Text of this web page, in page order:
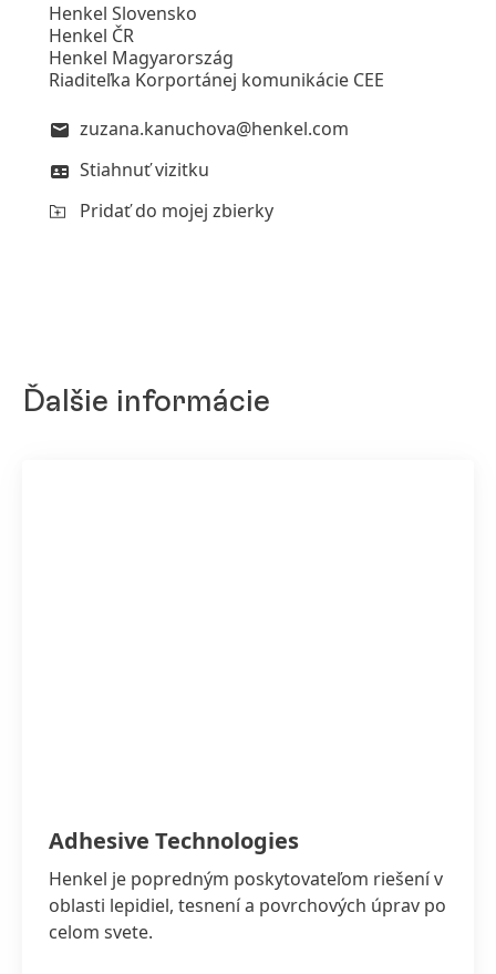
Henkel Slovensko
Henkel ČR
Henkel Magyarország
Riaditeľka Korportánej komunikácie CEE
zuzana.kanuchova@henkel.com
Stiahnuť vizitku
Pridať do mojej zbierky
Ďalšie informácie
Adhesive Technologies
Henkel je popredným poskytovateľom riešení v
oblasti lepidiel, tesnení a povrchových úprav po
celom svete.